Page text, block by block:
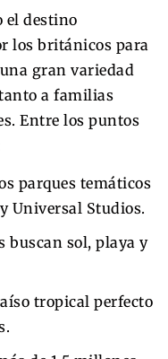
el destino
los británicos para
gran variedad
a familias
Entre los puntos
parques temáticos
Universal Studios.
buscan sol, playa y
tropical perfecto